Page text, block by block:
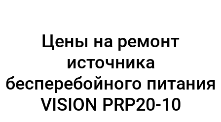
Цены на ремонт
источника
бесперебойного питания
VISION PRP20-10